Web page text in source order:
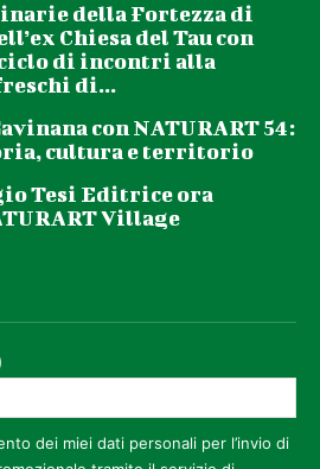
della Fortezza di
Chiesa del Tau con
ciclo di incontri alla
di...
con NATURART 54:
cultura e territorio
Tesi Editrice ora
Village
dei miei dati personali per l’invio di